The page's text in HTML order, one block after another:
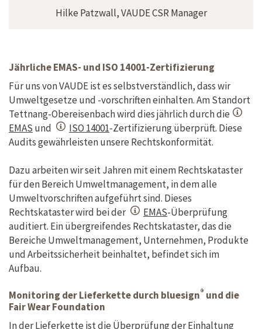
Hilke Patzwall, VAUDE CSR Manager
Jährliche EMAS- und ISO 14001-Zertifizierung
Für uns von VAUDE ist es selbstverständlich, dass wir
Umweltgesetze und -vorschriften einhalten. Am Standort
Tettnang-Obereisenbach wird dies jährlich durch die
EMAS und ISO 14001-Zertifizierung überprüft. Diese
Audits gewährleisten unsere Rechtskonformität.
Dazu arbeiten wir seit Jahren mit einem Rechtskataster
für den Bereich Umweltmanagement, in dem alle
Umweltvorschriften aufgeführt sind. Dieses
Rechtskataster wird bei der
EMAS-Überprüfung
auditiert. Ein übergreifendes Rechtskataster, das die
Bereiche Umweltmanagement, Unternehmen, Produkte
und Arbeitssicherheit beinhaltet, befindet sich im
Aufbau.
Monitoring der Lieferkette durch bluesign® und die
Fair Wear Foundation
In der Lieferkette ist die Überprüfung der Einhaltung